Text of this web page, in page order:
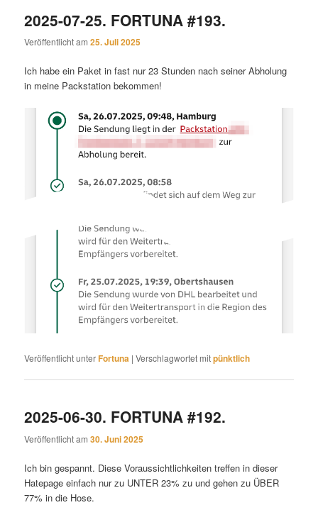
2025-07-25. FORTUNA #193.
Veröffentlicht am25. Juli 2025
Ich habe ein Paket in fast nur 23 Stunden nach seiner Abholung
in meine Packstation bekommen!
Veröffentlicht unterFortuna |Verschlagwortet mitpünktlich
2025-06-30. FORTUNA #192.
Veröffentlicht am30. Juni 2025
Ich bin gespannt. Diese Voraussichtlichkeiten treffen in dieser
Hatepage einfach nur zu UNTER 23% zu und gehen zu ÜBER
77% in die Hose.